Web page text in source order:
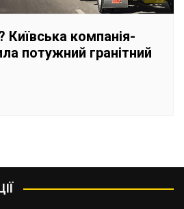
Київська компанія-
потужний гранітний